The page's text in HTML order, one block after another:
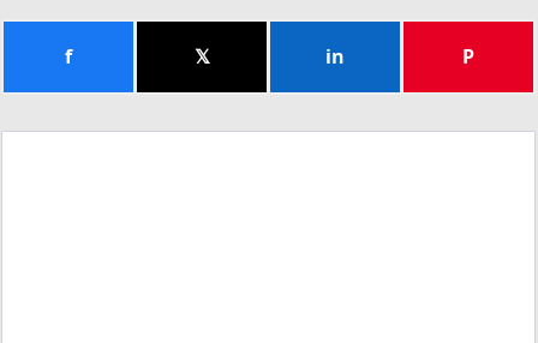
f 𝕏 in P